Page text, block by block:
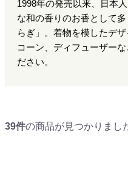
1998年の発売以来、日本
な和の香りのお香として
らぎ」。着物を模したデ
コーン、ディフューザー
ださい。
39件の商品が見つかりまし